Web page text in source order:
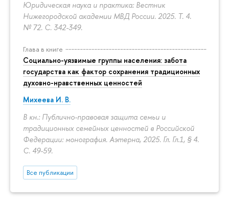
Юридическая наука и практика: Вестник
Нижегородской академии МВД России. 2025. Т. 4.
№ 72. С. 342-349.
Глава в книге
Социально-уязвимые группы населения: забота
государства как фактор сохранения традиционных
духовно-нравственных ценностей
Михеева И. В.
В кн.: Публично-правовая защита семьи и
традиционных семейных ценностей в Российской
Федерации: монография. Аэтерна, 2025. Гл. Гл.1, § 4.
С. 49-59.
Все публикации